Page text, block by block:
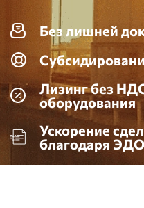
Без лишней
Лизинг без
оборудования
Ускорение
благодаря ЭДО